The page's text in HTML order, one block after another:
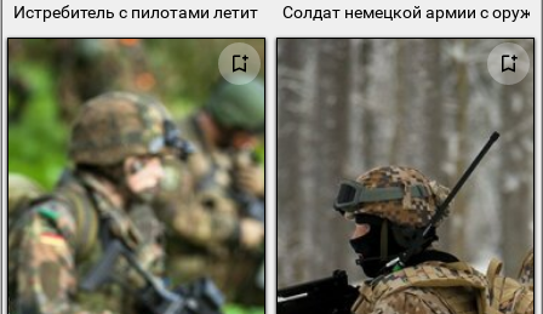
Истребитель с пилотами летит в небеСолдат немецкой армии с